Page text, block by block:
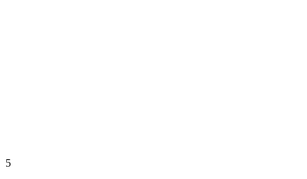
5